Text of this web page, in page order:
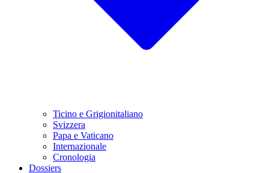
Ticino e Grigionitaliano
Svizzera
Papa e Vaticano
Internazionale
Cronologia
Dossiers